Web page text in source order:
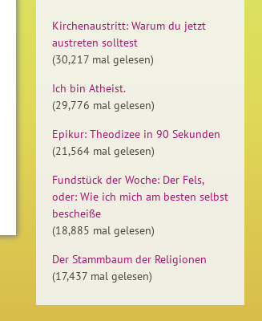
Kirchenaustritt: Warum du jetzt
austreten solltest
(30,217 mal gelesen)
Ich bin Atheist.
(29,776 mal gelesen)
Epikur: Theodizee in 90 Sekunden
(21,564 mal gelesen)
Fundstück der Woche: Der Fels,
oder: Wie ich mich am besten selbst
bescheiße
(18,885 mal gelesen)
Der Stammbaum der Religionen
(17,437 mal gelesen)